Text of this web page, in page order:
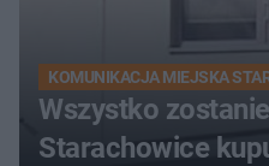
KOMUNIKACJA MIEJSKA
Wszystko
Starachowice